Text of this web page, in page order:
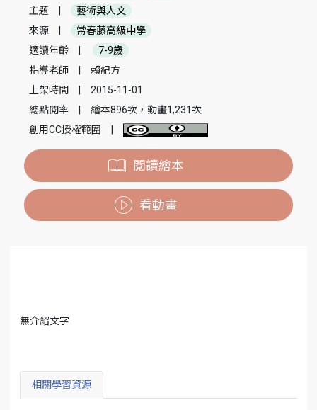
主題
藝術與人文
來源
常春藤高級中學
適讀年齡
7-9歲
指導老師
賴紀方
上架時間
2015-11-01
總點閱率
繪本896次，動畫1,231次
創用CC授權範圍
閱讀繪本
看動畫
無介紹文字
相關學習資源